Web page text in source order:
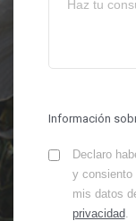
Información
Declaro
y consiento
mis datos
privacidad.